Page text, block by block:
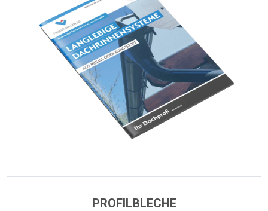
PROFILBLECHE